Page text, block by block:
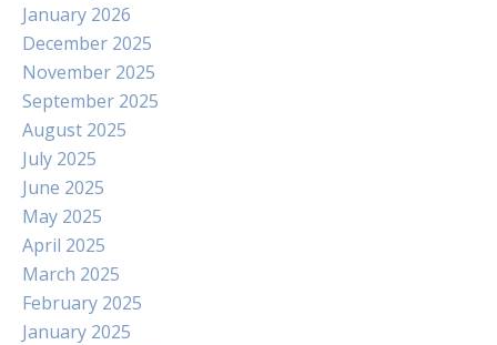
January 2026
December 2025
November 2025
September 2025
August 2025
July 2025
June 2025
May 2025
April 2025
March 2025
February 2025
January 2025